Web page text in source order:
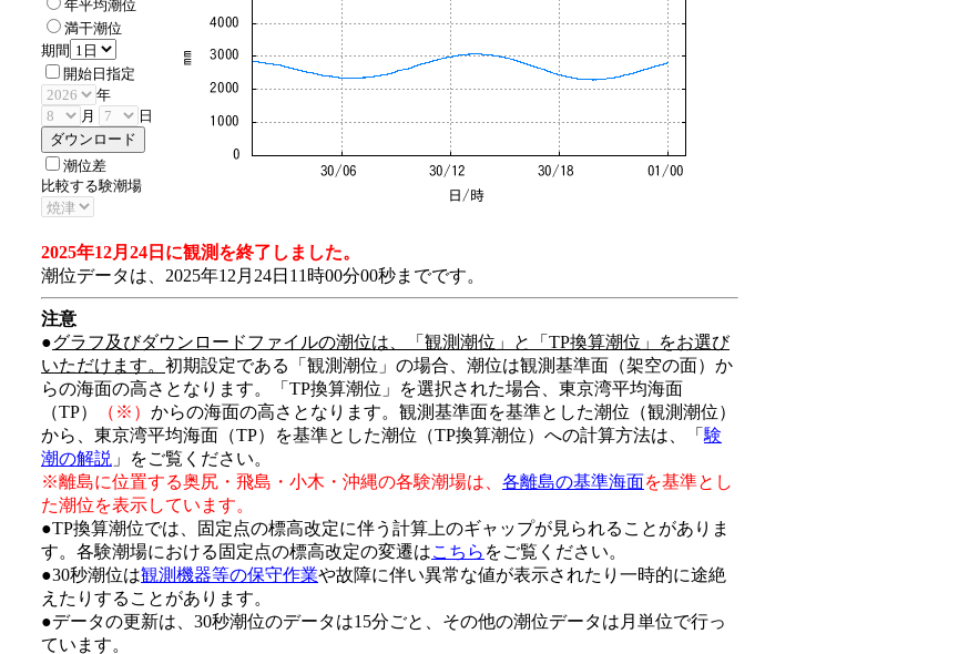
年平均潮位
満干潮位
期間
開始日指定
年
月
日
潮位差
比較する験潮場
2025年12月24日に観測を終了しました。
潮位データは、2025年12月24日11時00分00秒までです。
注意
●グラフ及びダウンロードファイルの潮位は、「観測潮位」と「TP換算潮位」をお選び
いただけます。 初期設定である「観測潮位」の場合、潮位は観測基準面（架空の面）か
らの海面の高さとなります。「TP換算潮位」を選択された場合、東京湾平均海面
（TP）
（※） からの海面の高さとなります。観測基準面を基準とした潮位（観測潮位）
から、東京湾平均海面（TP）を基準とした潮位（TP換算潮位）への計算方法は、「 験
潮の解説 」をご覧ください。
※離島に位置する奥尻・飛島・小木・沖縄の各験潮場は、 各離島の基準海面を基準とし
た潮位を表示しています。
●TP換算潮位では、固定点の標高改定に伴う計算上のギャップが見られることがありま
す。各験潮場における固定点の標高改定の変遷はこちら をご覧ください。
●30秒潮位は観測機器等の保守作業や故障に伴い異常な値が表示されたり一時的に途絶
えたりすることがあります。
●データの更新は、30秒潮位のデータは15分ごと、その他の潮位データは月単位で行っ
ています。